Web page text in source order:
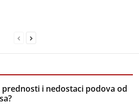
prednosti i nedostaci podova od